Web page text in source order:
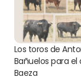
Los toros de
Bañuelos para el
Baeza